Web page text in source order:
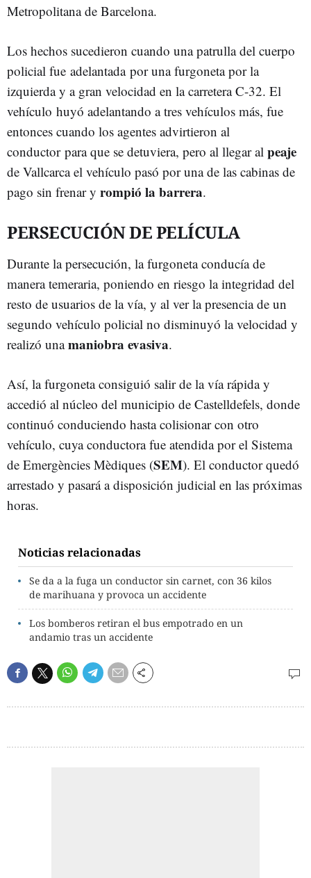
Metropolitana de Barcelona.
Los hechos sucedieron cuando una patrulla del cuerpo
policial fue adelantada por una furgoneta por la
izquierda y a gran velocidad en la carretera C-32. El
vehículo huyó adelantando a tres vehículos más, fue
entonces cuando los agentes advirtieron al
conductor para que se detuviera, pero al llegar al peaje
de Vallcarca el vehículo pasó por una de las cabinas de
pago sin frenar y rompió la barrera.
PERSECUCIÓN DE PELÍCULA
Durante la persecución, la furgoneta conducía de
manera temeraria, poniendo en riesgo la integridad del
resto de usuarios de la vía, y al ver la presencia de un
segundo vehículo policial no disminuyó la velocidad y
realizó unamaniobra evasiva.
Así, la furgoneta consiguió salir de la vía rápida y
accedió al núcleo del municipio de Castelldefels, donde
continuó conduciendo hasta colisionar con otro
vehículo, cuya conductora fue atendida por el Sistema
de Emergències Mèdiques (SEM). El conductor quedó
arrestado y pasará a disposición judicial en las próximas
horas.
Noticias relacionadas
Se da a la fuga un conductor sin carnet, con 36 kilos
de marihuana y provoca un accidente
Los bomberos retiran el bus empotrado en un
andamio tras un accidente